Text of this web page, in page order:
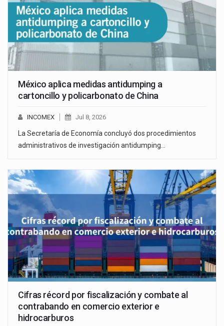
México aplica medidas antidumping a
cartoncillo y policarbonato de China
INCOMEX Jul 8, 2026
La Secretaría de Economía concluyó dos procedimientos
administrativos de investigación antidumping…
Cifras récord por fiscalización y combate al
contrabando en comercio exterior e
hidrocarburos